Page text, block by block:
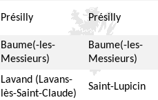
Présilly Présilly
Baume(-les-
Messieurs)
Baume(-les-
Messieurs)
Lavand (Lavans-
lès-Saint-Claude)
Saint-Lupicin